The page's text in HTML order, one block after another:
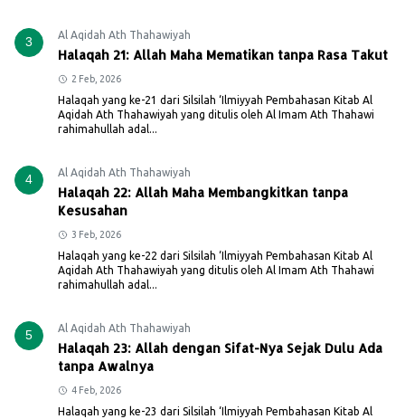
3 Al Aqidah Ath Thahawiyah
Halaqah 21: Allah Maha Mematikan tanpa Rasa Takut
2 Feb, 2026
Halaqah yang ke-21 dari Silsilah ‘Ilmiyyah Pembahasan Kitab Al
Aqidah Ath Thahawiyah yang ditulis oleh Al Imam Ath Thahawi
rahimahullah adal...
4 Al Aqidah Ath Thahawiyah
Halaqah 22: Allah Maha Membangkitkan tanpa
Kesusahan
3 Feb, 2026
Halaqah yang ke-22 dari Silsilah ‘Ilmiyyah Pembahasan Kitab Al
Aqidah Ath Thahawiyah yang ditulis oleh Al Imam Ath Thahawi
rahimahullah adal...
5 Al Aqidah Ath Thahawiyah
Halaqah 23: Allah dengan Sifat-Nya Sejak Dulu Ada
tanpa Awalnya
4 Feb, 2026
Halaqah yang ke-23 dari Silsilah ‘Ilmiyyah Pembahasan Kitab Al